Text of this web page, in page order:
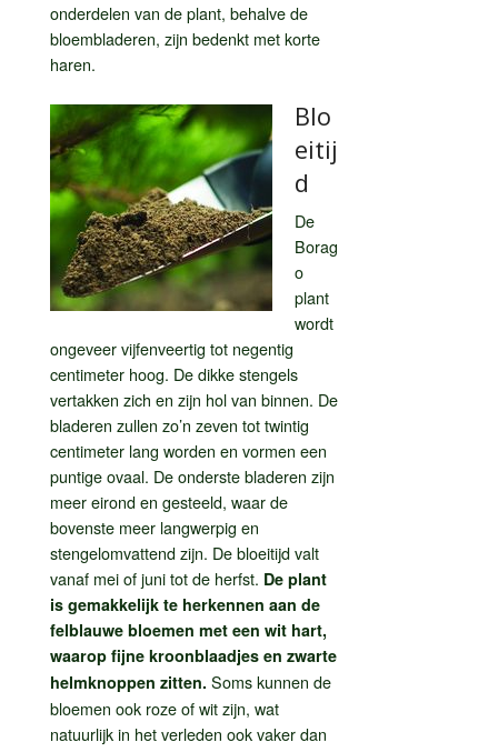
onderdelen van de plant, behalve de
bloembladeren, zijn bedenkt met korte
haren.
Blo
eitij
d
De
Borag
o
plant
wordt
ongeveer vijfenveertig tot negentig
centimeter hoog. De dikke stengels
vertakken zich en zijn hol van binnen. De
bladeren zullen zo’n zeven tot twintig
centimeter lang worden en vormen een
puntige ovaal. De onderste bladeren zijn
meer eirond en gesteeld, waar de
bovenste meer langwerpig en
stengelomvattend zijn. De bloeitijd valt
vanaf mei of juni tot de herfst. De plant
is gemakkelijk te herkennen aan de
felblauwe bloemen met een wit hart,
waarop fijne kroonblaadjes en zwarte
helmknoppen zitten. Soms kunnen de
bloemen ook roze of wit zijn, wat
natuurlijk in het verleden ook vaker dan